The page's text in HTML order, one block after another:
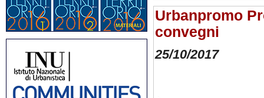
Urbanpromo
convegni
25/10/2017